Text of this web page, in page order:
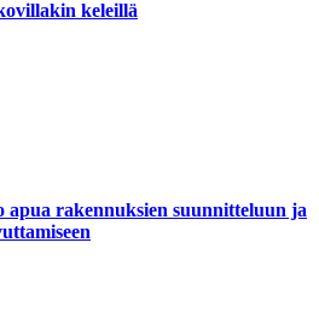
keleillä
apua rakennuksien suunnitteluun ja